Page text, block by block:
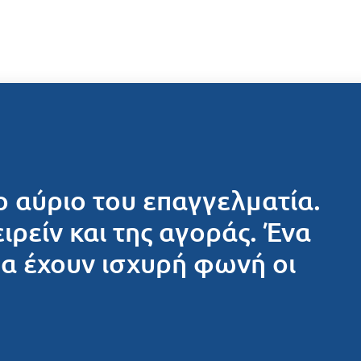
αύριο του επαγγελματία.
και της αγοράς. Ένα
έχουν ισχυρή φωνή οι